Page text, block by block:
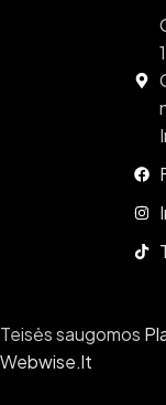
Teisės saugomos
Webwise.lt